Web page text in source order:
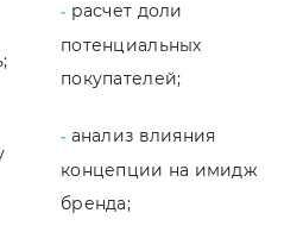
- расчет доли
потенциальных
покупателей;
- анализ влияния
концепции на имидж
бренда;